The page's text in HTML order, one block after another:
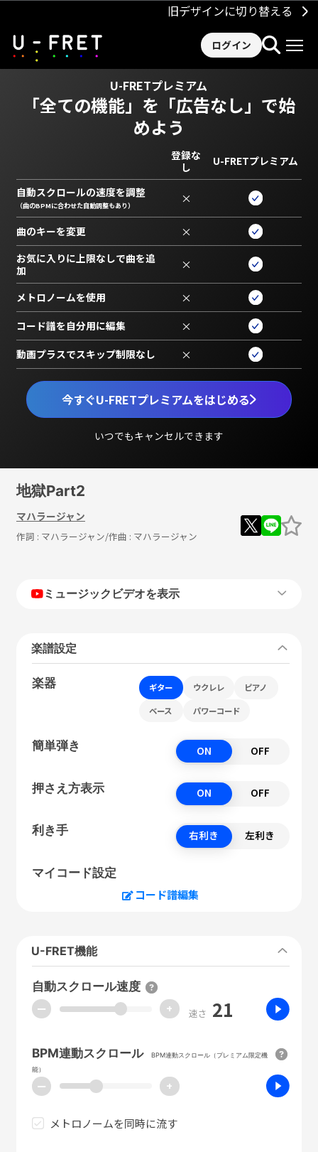
旧デザインに切り替える
ログイン
U-FRETプレミアム
「全ての機能」を 「広告なし」で始
めよう
今すぐU-FRETプレミアムをはじめる
いつでもキャンセルできます
登録な
し
U-FRETプレミアム
自動スクロールの速度を調整
（曲のBPMに合わせた自動調整もあり） ×
曲のキーを変更 ×
お気に入りに上限なしで曲を追
加
×
メトロノームを使用 ×
コード譜を自分用に編集 ×
動画プラスでスキップ制限なし ×
地獄Part2
マハラージャン
作詞 : マハラージャン/作曲 : マハラージャン
ミュージックビデオを表示
楽譜設定
楽器 ギター ウクレレ ピアノ
ベース パワーコード
簡単弾き ON OFF
押さえ方表示 ON OFF
利き手 右利き 左利き
マイコード設定
コード譜編集
U-FRET機能
自動スクロール速度
ー + 速さ 21
BPM連動スクロール
BPM連動スクロール（プレミアム限定機
能）
ー +
メトロノームを同時に流す